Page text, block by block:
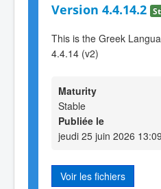
Version 4.4.14.2
This is the Greek
4.4.14 (v2)
Maturity
Stable
Publiée le
jeudi 25 juin 2026 13:09
Voir les fichiers